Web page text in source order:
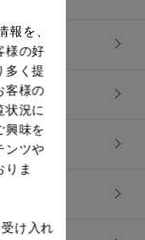
報を、
様の好
多く提
客様の
状況に
興味を
ンツや
りま
け入れ